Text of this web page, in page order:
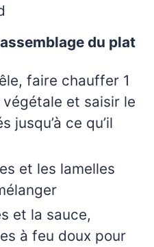
du plat
faire chauffer 1
végétale et saisir le
jusqu’à ce qu’il
et les lamelles
et la sauce,
à feu doux pour